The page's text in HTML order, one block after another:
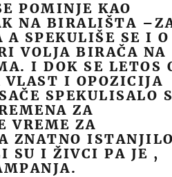
POMINJE KAO
NA BIRALIŠTA
A SPEKULIŠE SE I O
VOLJA BIRAČA NA
I DOK SE LETOS
I OPOZICIJA
SPEKULISALO
ZA
VREME ZA
ZNATNO
SU I ŽIVCI PA JE ,